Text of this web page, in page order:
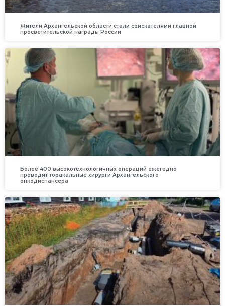
Жители Архангельской области стали соискателями главной
просветительской награды России
Более 400 высокотехнологичных операций ежегодно
проводят торакальные хирурги Архангельского
онкодиспансера